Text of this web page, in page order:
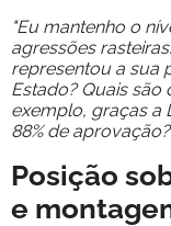
"Eu mantenho o
agressões
representou a sua
Estado? Quais
exemplo, graças a
88% de
Posição
e